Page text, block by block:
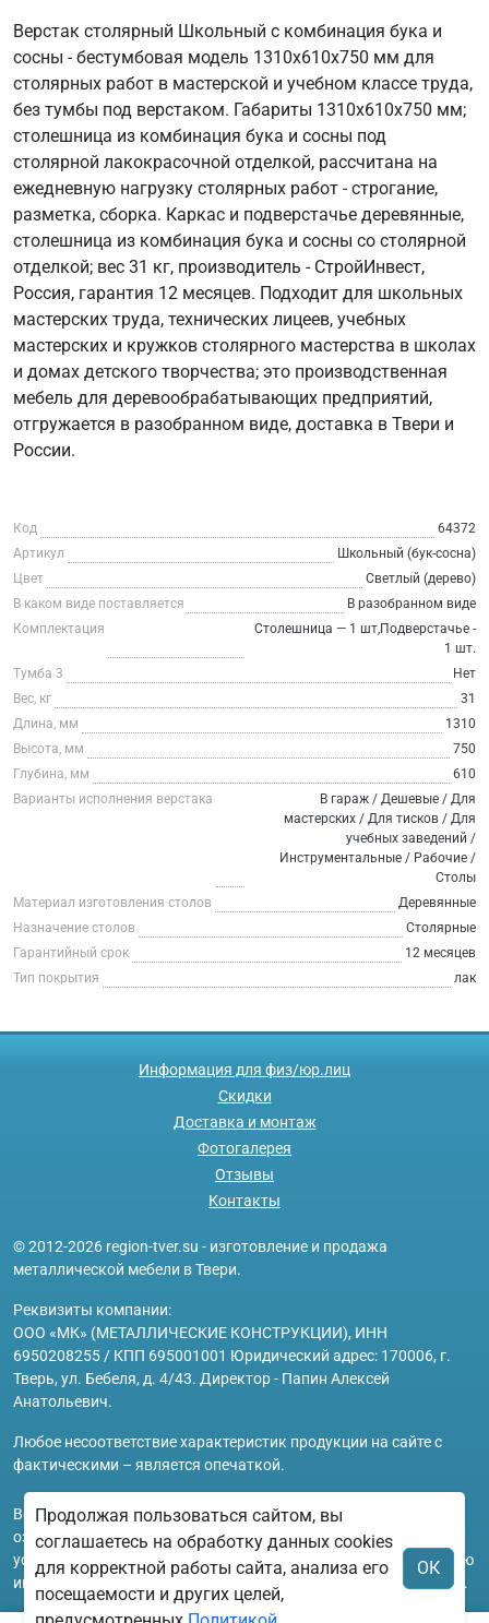
Верстак столярный Школьный с комбинация бука и
сосны - бестумбовая модель 1310х610х750 мм для
столярных работ в мастерской и учебном классе труда,
без тумбы под верстаком. Габариты 1310х610х750 мм;
столешница из комбинация бука и сосны под
столярной лакокрасочной отделкой, рассчитана на
ежедневную нагрузку столярных работ - строгание,
разметка, сборка. Каркас и подверстачье деревянные,
столешница из комбинация бука и сосны со столярной
отделкой; вес 31 кг, производитель - СтройИнвест,
Россия, гарантия 12 месяцев. Подходит для школьных
мастерских труда, технических лицеев, учебных
мастерских и кружков столярного мастерства в школах
и домах детского творчества; это производственная
мебель для деревообрабатывающих предприятий,
отгружается в разобранном виде, доставка в Твери и
России.
Код
64372
Артикул
Школьный (бук-сосна)
Цвет
Светлый (дерево)
В каком виде поставляется
В разобранном виде
Комплектация
Столешница — 1 шт,Подверстачье -
1 шт.
Тумба 3
Нет
Вес, кг
31
Длина, мм
1310
Высота, мм
750
Глубина, мм
610
Варианты исполнения верстака
В гараж / Дешевые / Для
мастерских / Для тисков / Для
учебных заведений /
Инструментальные / Рабочие /
Столы
Материал изготовления столов
Деревянные
Назначение столов
Столярные
Гарантийный срок
12 месяцев
Тип покрытия
лак
Информация для физ/юр.лиц
Скидки
Доставка и монтаж
Фотогалерея
Отзывы
Контакты
© 2012-2026 region-tver.su - изготовление и продажа
металлической мебели в Твери.
Реквизиты компании:
ООО «МК» (МЕТАЛЛИЧЕСКИЕ КОНСТРУКЦИИ), ИНН
6950208255 / КПП 695001001 Юридический адрес: 170006, г.
Тверь, ул. Бебеля, д. 4/43. Директор - Папин Алексей
Анатольевич.
Любое несоответствие характеристик продукции на сайте с
фактическими – является опечаткой.
Вся информация на сайте region-tver.su носит исключительно
ознакомительный и справочный характер и ни при каких
условиях не является публичной офертой. Всю дополнительную
информацию можно узнать по телефонам указанным на сайте.
Продолжая пользоваться сайтом, вы
соглашаетесь на обработку данных cookies
для корректной работы сайта, анализа его
посещаемости и других целей,
ОК